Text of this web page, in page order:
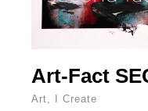
Art-Fact
Art I Create